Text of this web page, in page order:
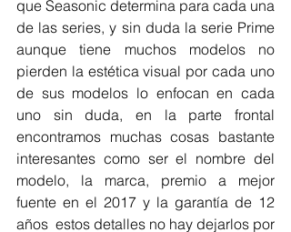
que Seasonic determina para cada una
de las series, y sin duda la serie Prime
aunque tiene muchos modelos no
pierden la estética visual por cada uno
de sus modelos lo enfocan en cada
uno sin duda, en la parte frontal
encontramos muchas cosas bastante
interesantes como ser el nombre del
modelo, la marca, premio a mejor
fuente en el 2017 y la garantía de 12
años  estos detalles no hay dejarlos por